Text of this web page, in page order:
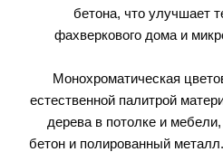
бетона, что улучшает
фахверкового дома и
Монохроматическая
естественной палитрой
дерева в потолке и
бетон и полированный